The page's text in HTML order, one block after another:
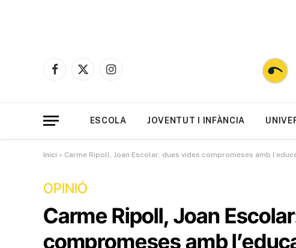
Facebook
X
Instagram
ESCOLA JOVENTUT I INFÀNCIA
Inici » Carme Ripoll, Joan Escolar: dues vides compromeses amb
OPINIÓ
Carme Ripoll, Joan
compromeses amb